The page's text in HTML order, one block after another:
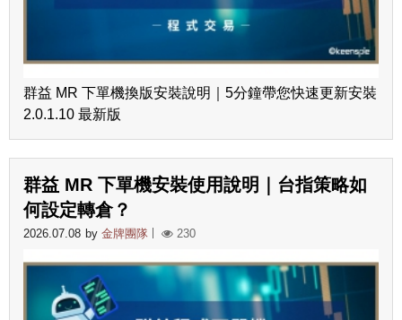
群益 MR 下單機換版安裝說明｜5分鐘帶您快速更新安裝
2.0.1.10 最新版
群益 MR 下單機安裝使用說明｜台指策略如
何設定轉倉？
2026.07.08 by 金牌團隊 230